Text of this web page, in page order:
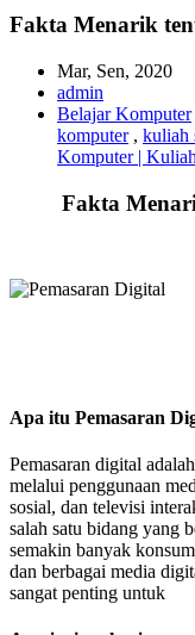
Fakta Menarik
Mar, Sen, 2020
admin
Belajar Komputer
komputer, kuliah
Komputer |
Fakta
Apa itu Pemasaran
Pemasaran digital
melalui penggunaan
sosial, dan televisi
salah satu bidang yang
semakin banyak
dan berbagai media
sangat penting untuk